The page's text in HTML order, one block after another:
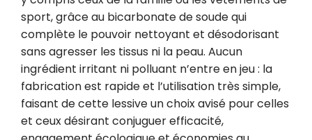
sport, grâce au bicarbonate de soude qui
complète le pouvoir nettoyant et désodorisant
sans agresser les tissus ni la peau. Aucun
ingrédient irritant ni polluant n’entre en jeu : la
fabrication est rapide et l’utilisation très simple,
faisant de cette lessive un choix avisé pour celles
et ceux désirant conjuguer efficacité,